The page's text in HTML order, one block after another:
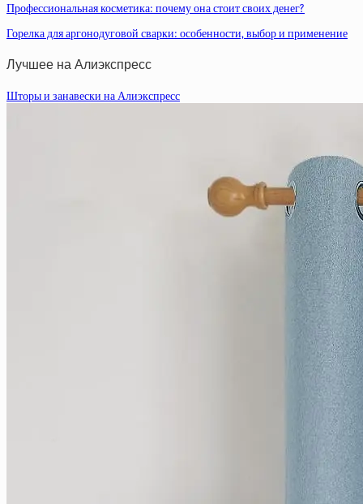
Профессиональная косметика: почему она стоит своих денег?
Горелка для аргонодуговой сварки: особенности, выбор и применение
Лучшее на Алиэкспресс
Шторы и занавески на Алиэкспресс